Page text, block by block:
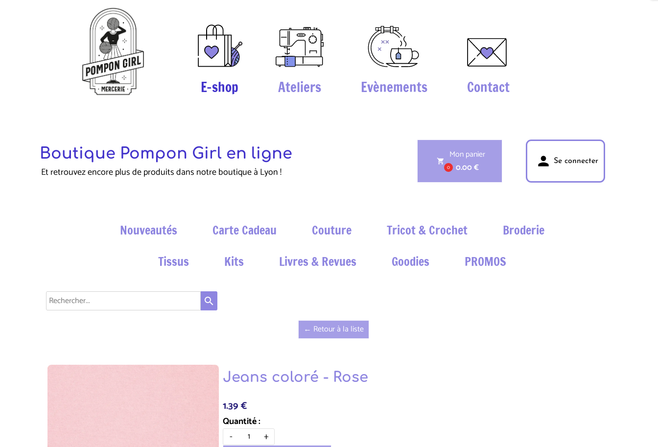
E-shop Ateliers Evènements Contact
Nouveautés Carte Cadeau Couture Tricot & Crochet
Broderie
Tissus
Kits Livres & Revues Goodies PROMOS
shopping_cart
0
Mon panier
0.00 €
person Se connecter
Boutique Pompon Girl en ligne
Et retrouvez encore plus de produits dans notre boutique à Lyon !
search
← Retour à la liste
Jeans coloré - Rose
1.39 €
Quantité :
-
+